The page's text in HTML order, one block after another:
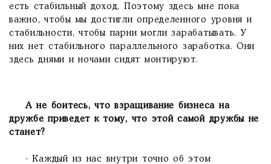
есть стабильный доход. Поэтому здесь мне пока
важно, чтобы мы достигли определенного уровня и
стабильности, чтобы парни могли зарабатывать. У
них нет стабильного параллельного заработка. Они
здесь днями и ночами сидят монтируют.
А не боитесь, что взращивание бизнеса на
дружбе приведет к тому, что этой самой дружбы не
станет?
- Каждый из нас внутри точно об этом